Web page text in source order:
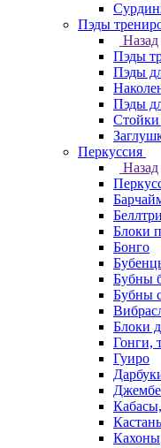
Пэды
Назад
Пэды
Пэды
Пэды
Стойки
Перкуссия
Назад
Беллтри
Блоки
Бонго
Бубны
Бубны
Блоки
Гонги,
Гуиро
Джембе
Кахоны